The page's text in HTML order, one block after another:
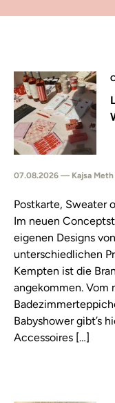
07.08.2026 — Kajsa Meth
Postkarte, Sweater
Im neuen
eigenen Designs
unterschiedlichen
Kempten ist die
angekommen. Vom
Babyshower gibt’s
Accessoires […]